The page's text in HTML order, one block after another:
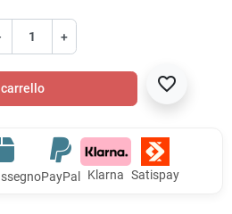
+
favorite_border
PayPal Klarna Satispay